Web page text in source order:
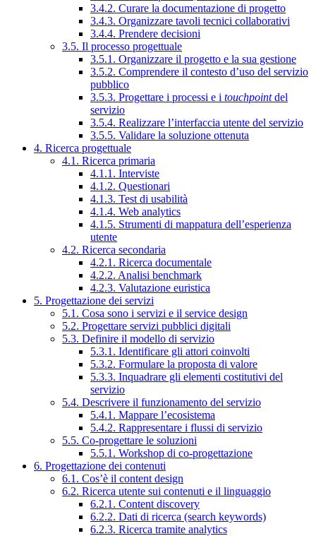
3.4.2. Curare la documentazione di progetto
3.4.3. Organizzare tavoli tecnici collaborativi
3.4.4. Prendere decisioni
3.5. Il processo progettuale
3.5.1. Organizzare il progetto e la sua gestione
3.5.2. Comprendere il contesto d’uso del servizio
pubblico
3.5.3. Progettare i processi e i touchpointdel
servizio
3.5.4. Realizzare l’interfaccia utente del servizio
3.5.5. Validare la soluzione ottenuta
4. Ricerca progettuale
4.1. Ricerca primaria
4.1.1. Interviste
4.1.2. Questionari
4.1.3. Test di usabilità
4.1.4. Web analytics
4.1.5. Strumenti di mappatura dell’esperienza
utente
4.2. Ricerca secondaria
4.2.1. Ricerca documentale
4.2.2. Analisi benchmark
4.2.3. Valutazione euristica
5. Progettazione dei servizi
5.1. Cosa sono i servizi e il service design
5.2. Progettare servizi pubblici digitali
5.3. Definire il modello di servizio
5.3.1. Identificare gli attori coinvolti
5.3.2. Formulare la proposta di valore
5.3.3. Inquadrare gli elementi costitutivi del
servizio
5.4. Descrivere il funzionamento del servizio
5.4.1. Mappare l’ecosistema
5.4.2. Rappresentare i flussi di servizio
5.5. Co-progettare le soluzioni
5.5.1. Workshop di co-progettazione
6. Progettazione dei contenuti
6.1. Cos’è il content design
6.2. Ricerca utente sui contenuti e il linguaggio
6.2.1. Content discovery
6.2.2. Dati di ricerca (search keywords)
6.2.3. Ricerca tramite analytics